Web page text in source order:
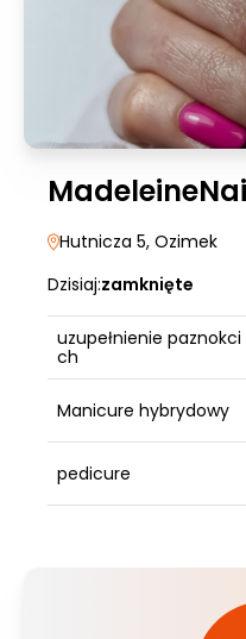
Hutnicza 5, Ozimek
Dzisiaj:zamknięte
uzupełnienie paznokci
ch
Manicure hybrydowy
pedicure